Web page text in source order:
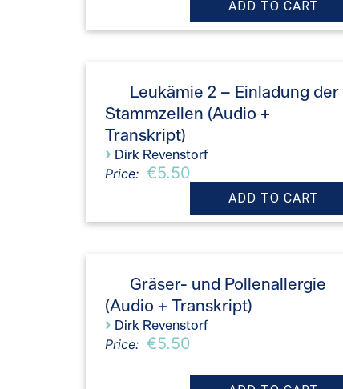
Leukämie 2 – Einladung der
Stammzellen (Audio +
Transkript)
› Dirk Revenstorf
Price: €5.50
Gräser- und Pollenallergie
(Audio + Transkript)
› Dirk Revenstorf
Price: €5.50